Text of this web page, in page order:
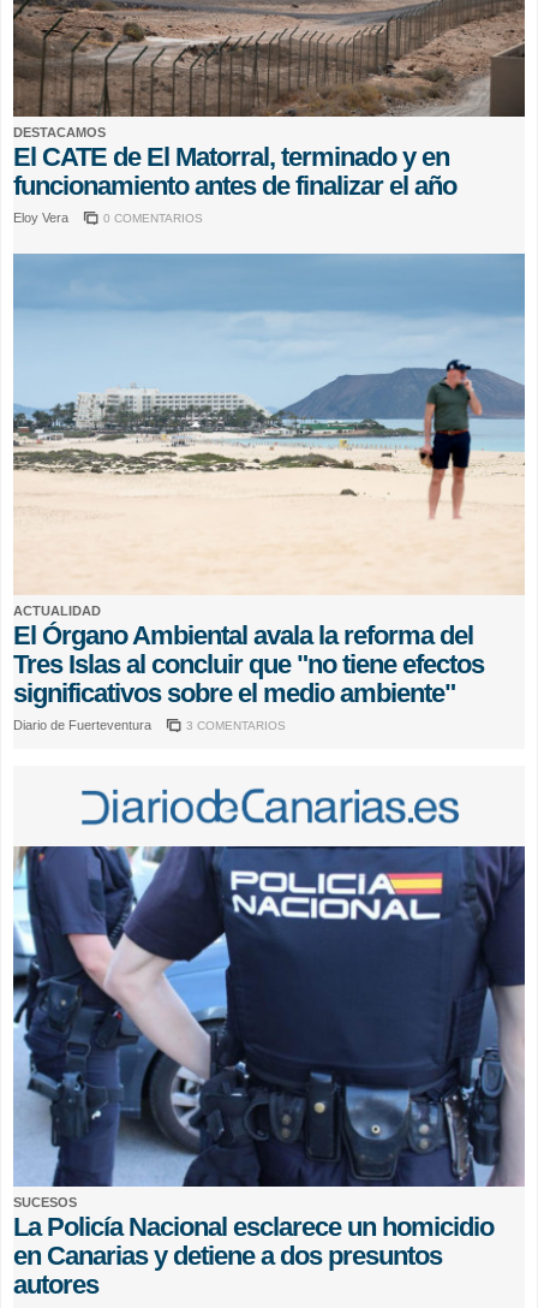
DESTACAMOS
El CATE de El Matorral, terminado y en
funcionamiento antes de finalizar el año
Eloy Vera 0 COMENTARIOS
ACTUALIDAD
El Órgano Ambiental avala la reforma del
Tres Islas al concluir que "no tiene efectos
significativos sobre el medio ambiente"
Diario de Fuerteventura 3 COMENTARIOS
SUCESOS
La Policía Nacional esclarece un homicidio
en Canarias y detiene a dos presuntos
autores